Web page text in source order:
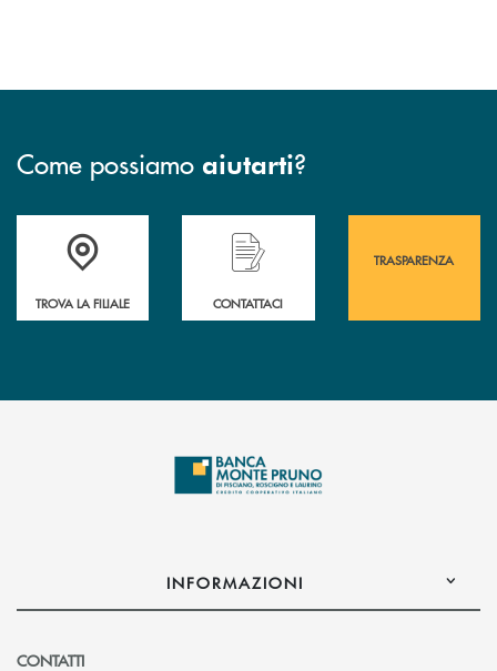
Come possiamo aiutarti?
Accedi all' elenco completo&nbsp; delle&nbsp; filiali&nbsp; di Banca
TROVA LA FILIALE
Hai bisogno di assistenza immediata?
CONTATTACI
TRASPARENZA
INFORMAZIONI
CONTATTI